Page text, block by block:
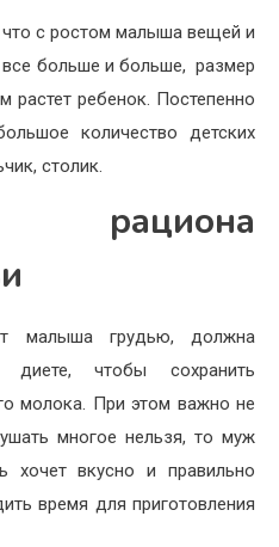
с ростом малыша вещей и
все больше и больше, размер
растет ребенок. Постепенно
количество детских
столик.
рациона
малыша грудью, должна
диете, чтобы сохранить
молока. При этом важно не
многое нельзя, то муж
хочет вкусно и правильно
время для приготовления